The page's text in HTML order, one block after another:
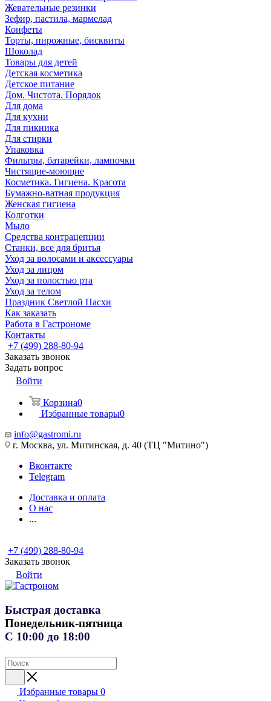
Жевательные резинки
Зефир, пастила, мармелад
Конфеты
Торты, пирожные, бисквиты
Шоколад
Товары для детей
Детская косметика
Детское питание
Дом. Чистота. Порядок
Для дома
Для кухни
Для пикника
Для стирки
Упаковка
Фильтры, батарейки, лампочки
Чистящие-моющие
Косметика. Гигиена. Красота
Бумажно-ватная продукция
Женская гигиена
Колготки
Мыло
Средства контрацепции
Станки, все для бритья
Уход за волосами и аксессуары
Уход за лицом
Уход за полостью рта
Уход за телом
Праздник Светлой Пасхи
Как заказать
Работа в Гастрономе
Контакты
+7 (499) 288-80-94
Заказать звонок
Задать вопрос
Войти
Корзина0
Избранные товары0
info@gastromi.ru
г. Москва, ул. Митинская, д. 40 (ТЦ "Митино")
Вконтакте
Telegram
Доставка и оплата
О нас
...
+7 (499) 288-80-94
Заказать звонок
Войти
Быстрая доставка
Понедельник-пятница
С 10:00 до 18:00
Избранные товары 0